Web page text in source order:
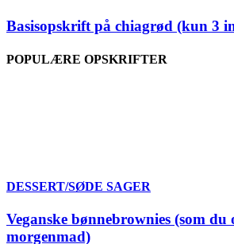
Basisopskrift på chiagrød (kun 3
POPULÆRE OPSKRIFTER
DESSERT/SØDE SAGER
Veganske bønnebrownies (som du
morgenmad)